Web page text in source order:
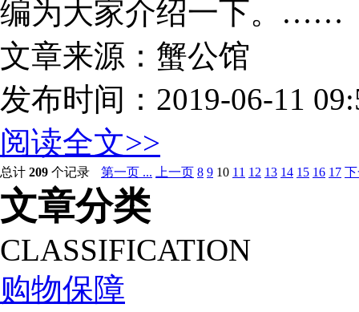
编为大家介绍一下。……
文章来源：蟹公馆
发布时间：2019-06-11
阅读全文>>
总计 209 个记录 第一页 ... 上一页 8 9 10 11 12 13 14 15 16 17
文章分类
CLASSIFICATION
购物保障